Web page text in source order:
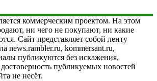
коммерческим проектом. На этом
ни чего не покупают, ни какие
Сайт представляет собой ленту
news.rambler.ru, kommersant.ru,
публикуются без искажения,
достоверность публикуемых новостей
не несёт.